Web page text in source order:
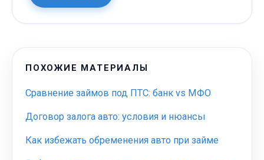
ПОХОЖИЕ МАТЕРИАЛЫ
Сравнение займов под ПТС: банк vs МФО
Договор залога авто: условия и нюансы
Как избежать обременения авто при займе